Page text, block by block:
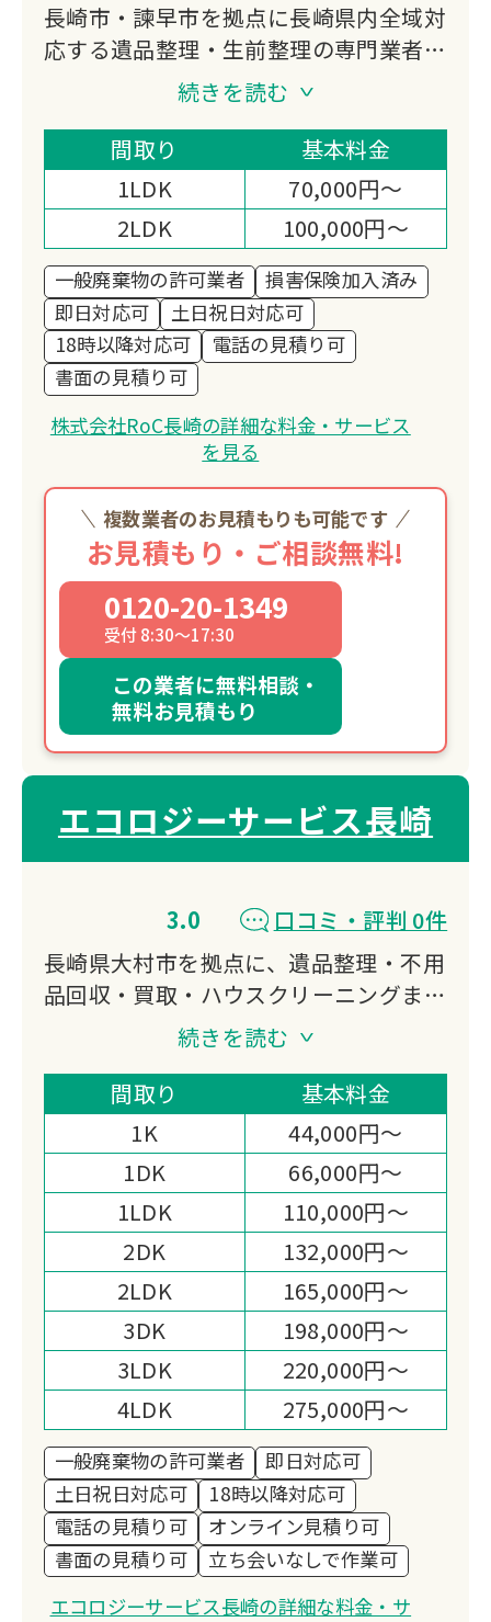
長崎市・諫早市を拠点に長崎県内全域対
応する遺品整理・生前整理の専門業者で
す。遺品整理・生前整理・ゴミ屋敷清掃
に加え、ハウスクリーニングやエアコン
清掃まで対応。出張費・見積もり無料
で、最短翌日のスピード対応が可能で
す。お客様の想いに寄り添い、故人との
思い出を大切にしながら丁寧に整理しま
す。
続きを読む
間取り
基本料金
1LDK
70,000円～
2LDK
100,000円～
一般廃棄物の許可業者
損害保険加入済み
即日対応可
土日祝日対応可
18時以降対応可
電話の見積り可
書面の見積り可
株式会社RoC長崎の詳細な料金・サービス
を見る
複数業者のお見積もりも可能です
お見積もり・ご相談無料!
0120-20-1349
受付 8:30～17:30
この業者に無料相談・
無料お見積もり
エコロジーサービス長崎
3.0
口コミ・評判 0件
長崎県大村市を拠点に、遺品整理・不用
品回収・買取・ハウスクリーニングまで
ワンストップで対応。親切丁寧をモット
ーに、故人への尊厳を大切にした遺品整
理を提供。一般廃棄物収集運搬業許可取
得で安心してご依頼いただけます。
続きを読む
間取り
基本料金
1K
44,000円～
1DK
66,000円～
1LDK
110,000円～
2DK
132,000円～
2LDK
165,000円～
3DK
198,000円～
3LDK
220,000円～
4LDK
275,000円～
一般廃棄物の許可業者
即日対応可
土日祝日対応可
18時以降対応可
電話の見積り可
オンライン見積り可
書面の見積り可
立ち会いなしで作業可
エコロジーサービス長崎の詳細な料金・サ